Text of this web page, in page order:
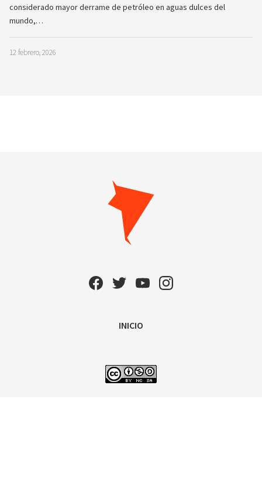
considerado mayor derrame de petróleo en aguas dulces del
mundo,…
12 febrero, 2026
INICIO